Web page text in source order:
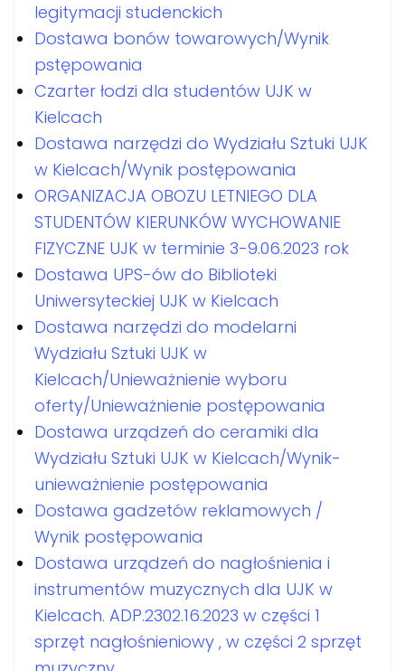
legitymacji studenckich
Dostawa bonów towarowych/Wynik
pstępowania
Czarter łodzi dla studentów UJK w
Kielcach
Dostawa narzędzi do Wydziału Sztuki UJK
w Kielcach/Wynik postępowania
ORGANIZACJA OBOZU LETNIEGO DLA
STUDENTÓW KIERUNKÓW WYCHOWANIE
FIZYCZNE UJK w terminie 3-9.06.2023 rok
Dostawa UPS-ów do Biblioteki
Uniwersyteckiej UJK w Kielcach
Dostawa narzędzi do modelarni
Wydziału Sztuki UJK w
Kielcach/Unieważnienie wyboru
oferty/Unieważnienie postępowania
Dostawa urządzeń do ceramiki dla
Wydziału Sztuki UJK w Kielcach/Wynik-
unieważnienie postępowania
Dostawa gadzetów reklamowych /
Wynik postępowania
Dostawa urządzeń do nagłośnienia i
instrumentów muzycznych dla UJK w
Kielcach. ADP.2302.16.2023 w części 1
sprzęt nagłośnieniowy , w części 2 sprzęt